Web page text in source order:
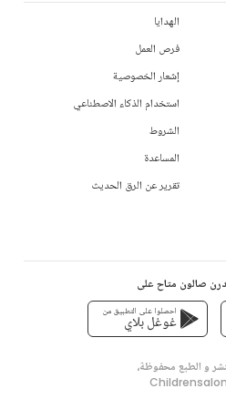
الهدايا
فرص العمل
إشعار الخصوصية
استخدام الذكاء الاصطناعي
الشروط
المساعدة
تقرير عن الرق الحديث
صالون متاح على
احصلوا على التطبيق من
غوغل بلاي
و الطبع محفوظة،